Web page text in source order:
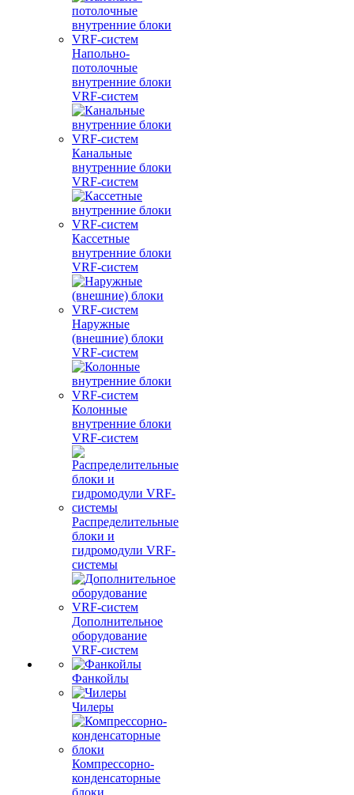
Напольно-
потолочные
внутренние блоки
VRF-систем
Канальные
внутренние блоки
VRF-систем
Кассетные
внутренние блоки
VRF-систем
Наружные
(внешние) блоки
VRF-систем
Колонные
внутренние блоки
VRF-систем
Распределительные
блоки и
гидромодули VRF-
системы
Дополнительное
оборудование
VRF-систем
Фанкойлы
Чилеры
Компрессорно-
конденсаторные
блоки